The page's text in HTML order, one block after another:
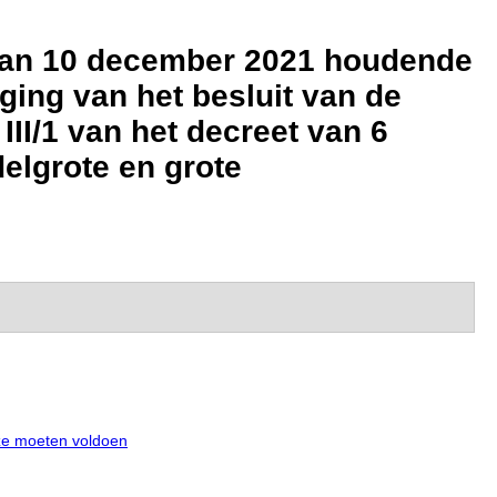
10 december 2021 houdende
van het besluit van de
1 van het decreet van 6
en grote
moeten voldoen